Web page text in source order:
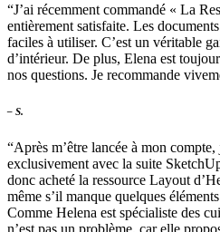
“J’ai récemment commandé « La
entièrement satisfaite. Les
faciles à utiliser. C’est un véritable
d’intérieur. De plus, Elena est
nos questions. Je recommande
– S.
“Après m’être lancée à mon
exclusivement avec la suite
donc acheté la ressource Layout
même s’il manque quelques
Comme Helena est spécialiste des
n’est pas un problème, car elle